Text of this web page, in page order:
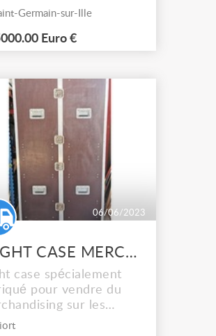
2023
Germain-sur-Ille
Euro €
06/06/2023
FLIGHT CASE MERCHANDISING
case spécialement
pour vendre du
sur les
de spectacle